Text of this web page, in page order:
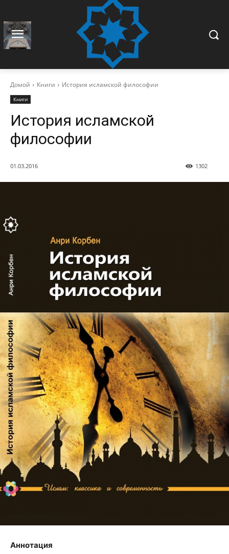
Домой Книги История исламской философии
Книги
История исламской
философии
01.03.2016 1302
Аннотация